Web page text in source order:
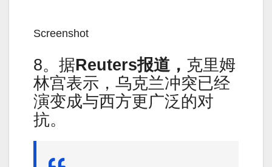
Screenshot
8。据Reuters报道， 克里姆
林宫表示，乌克兰冲突已经
演变成与西方更广泛的对
抗。